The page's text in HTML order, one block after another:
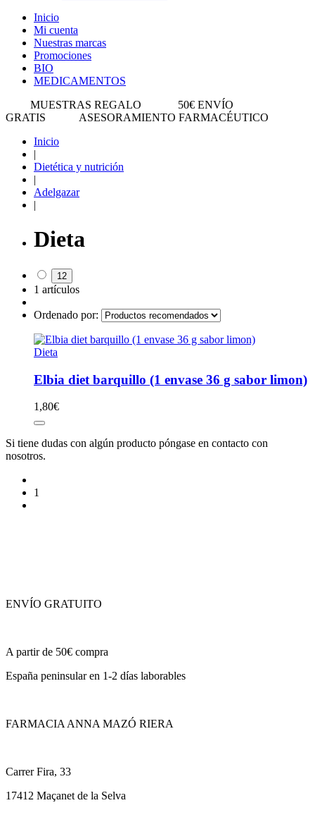
Inicio
Mi cuenta
Nuestras marcas
Promociones
BIO
MEDICAMENTOS
MUESTRAS REGALO
50€ ENVÍO
GRATIS
ASESORAMIENTO FARMACÉUTICO
Inicio
|
Dietética y nutrición
|
Adelgazar
|
Dieta
12
1 artículos
Ordenado por:
Dieta
Elbia diet barquillo (1 envase 36 g sabor limon)
1,80€
Si tiene dudas con algún producto póngase en contacto con
nosotros.
1
ENVÍO GRATUITO
A partir de 50€ compra
España peninsular en 1-2 días laborables
FARMACIA ANNA MAZÓ RIERA
Carrer Fira, 33
17412 Maçanet de la Selva